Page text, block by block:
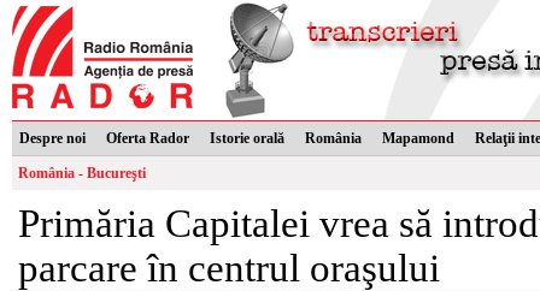
Despre noi Oferta Rador Istorie orală România Mapamond Relaţii
România - Bucureşti
Primăria Capitalei vrea să
parcare în centrul oraşului